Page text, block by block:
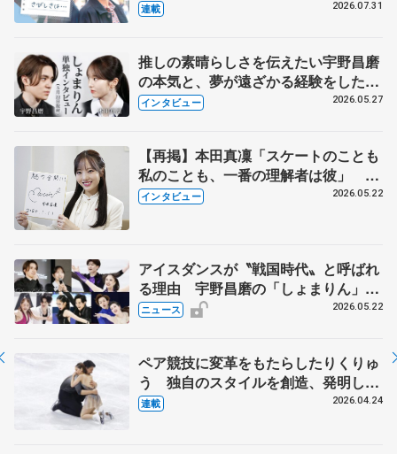
とは 影響あったPIW前キャプテン松
連載 2026.07.31
推しの素晴らしさを伝えたい宇野昌磨
の本気と、夢が遠ざかる経験をした本
田真凜の覚悟
インタビュー 2026.05.27
【再掲】本田真凜「スケートのことも
私のことも、一番の理解者は彼」 引
退時の単独インタビューで語った競技
インタビュー 2026.05.22
アイスダンスが〝戦国時代〟と呼ばれ
る理由 宇野昌磨の「しょまりん」ら
実力者が相次いで参戦 国内の競争激
ニュース 2026.05.22
ペア競技に変革をもたらしたりくりゅ
う 独自のスタイルを創造、発明した
【引退発表後②】
連載 2026.04.24